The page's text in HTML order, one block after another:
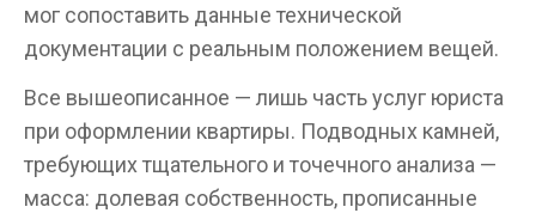
мог сопоставить данные технической
документации с реальным положением вещей.
Все вышеописанное — лишь часть услуг юриста
при оформлении квартиры. Подводных камней,
требующих тщательного и точечного анализа —
масса: долевая собственность, прописанные